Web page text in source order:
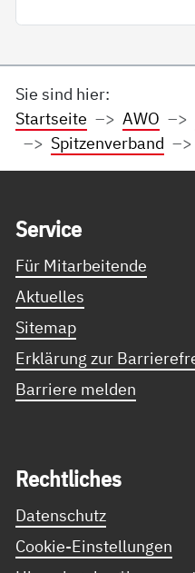
Sie sind hier:
Startseite
AWO
Spitzenverband
Ser­vice
Für Mitarbeitende
Aktuelles
Sitemap
Erklärung zur
Barriere melden
Recht­li­ches
Datenschutz
Cookie-Einstellungen